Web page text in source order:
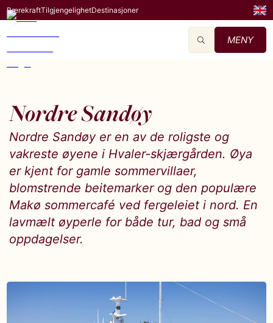
BærekraftTilgjengelighetDestinasjoner
MENY
Nordre Sandøy
Nordre Sandøy er en av de roligste og
vakreste øyene i Hvaler-skjærgården. Øya
er kjent for gamle sommervillaer,
blomstrende beitemarker og den populære
Makø sommercafé ved fergeleiet i nord. En
lavmælt øyperle for både tur, bad og små
oppdagelser.